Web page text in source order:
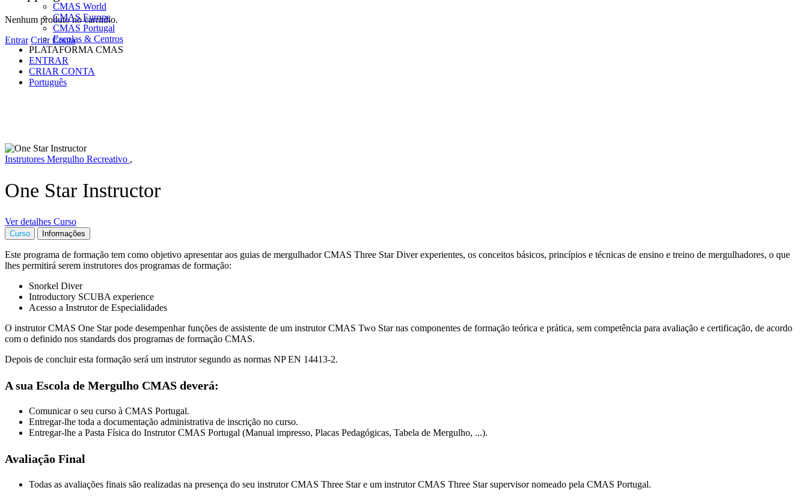
Nenhum produto no carrinho.
Entrar Criar Conta
CMAS World
CMAS Europe
CMAS Portugal
Escolas & Centros
PLATAFORMA CMAS
ENTRAR
CRIAR CONTA
Português
Instrutores Mergulho Recreativo ,
One Star Instructor
Ver detalhes Curso
Curso Informações
Este programa de formação tem como objetivo apresentar aos guias de mergulhador CMAS Three Star Diver experientes, os conceitos básicos, princípios e técnicas de ensino e treino de mergulhadores, o que
lhes permitirá serem instrutores dos programas de formação:
Snorkel Diver
Introductory SCUBA experience
Acesso a Instrutor de Especialidades
O instrutor CMAS One Star pode desempenhar funções de assistente de um instrutor CMAS Two Star nas componentes de formação teórica e prática, sem competência para avaliação e certificação, de acordo
com o definido nos standards dos programas de formação CMAS.
Depois de concluir esta formação será um instrutor segundo as normas NP EN 14413-2.
A sua Escola de Mergulho CMAS deverá:
Comunicar o seu curso à CMAS Portugal.
Entregar-lhe toda a documentação administrativa de inscrição no curso.
Entregar-lhe a Pasta Física do Instrutor CMAS Portugal (Manual impresso, Placas Pedagógicas, Tabela de Mergulho, ...).
Avaliação Final
Todas as avaliações finais são realizadas na presença do seu instrutor CMAS Three Star e um instrutor CMAS Three Star supervisor nomeado pela CMAS Portugal.